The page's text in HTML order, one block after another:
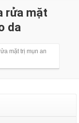
rửa mặt
da
mặt trị mụn an